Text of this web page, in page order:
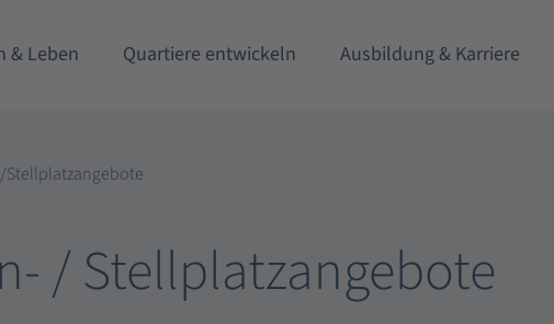
& Leben Quartiere entwickeln Ausbildung & Karriere
Stellplatzangebote
/ Stellplatzangebote